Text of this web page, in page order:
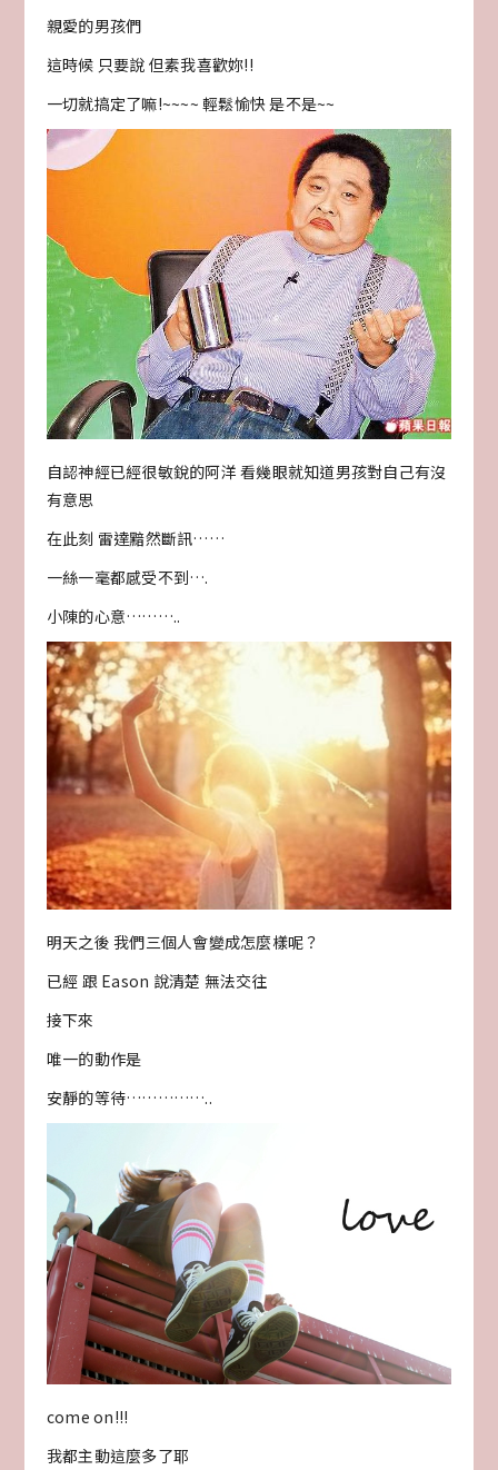
親愛的男孩們
這時候 只要說 但素我喜歡妳!!
一切就搞定了嘛!~~~~ 輕鬆愉快 是不是~~
自認神經已經很敏銳的阿洋 看幾眼就知道男孩對自己有沒
有意思
在此刻 雷達黯然斷訊……
一絲一毫都感受不到….
小陳的心意………..
明天之後 我們三個人會變成怎麼樣呢？
已經 跟 Eason 說清楚 無法交往
接下來
唯一的動作是
安靜的等待……………..
come on!!!
我都主動這麼多了耶